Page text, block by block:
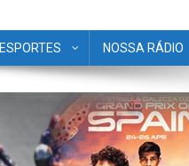
ESPORTES NOSSA RÁDIO